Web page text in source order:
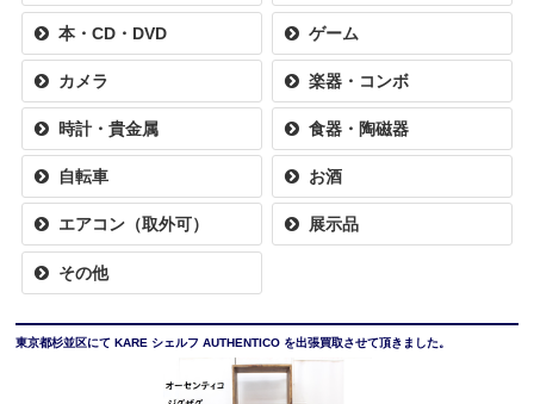
本・CD・DVD ゲーム
カメラ 楽器・コンボ
時計・貴金属 食器・陶磁器
自転車 お酒
エアコン（取外可） 展示品
その他
東京都杉並区にて KARE シェルフ AUTHENTICO を出張買取させて頂きました。